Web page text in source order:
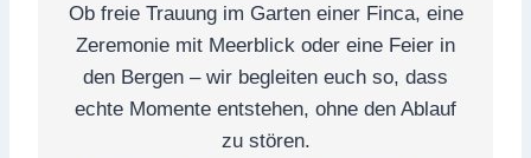
Ob freie Trauung im Garten einer Finca, eine
Zeremonie mit Meerblick oder eine Feier in
den Bergen – wir begleiten euch so, dass
echte Momente entstehen, ohne den Ablauf
zu stören.